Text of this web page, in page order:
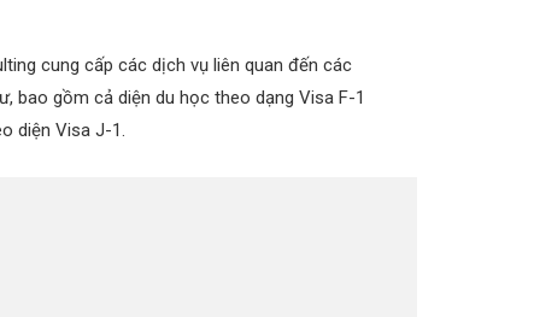
cung cấp các dịch vụ liên quan đến các
bao gồm cả diện du học theo dạng Visa F-1
diện Visa J-1.